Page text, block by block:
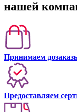
нашей
Принимаем
Предоставляем